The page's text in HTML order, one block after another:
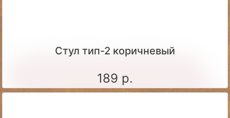
Стул тип-2 коричневый
189 р.